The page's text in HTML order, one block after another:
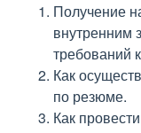
Получение
внутренним
требований
Как
по резюме.
Как